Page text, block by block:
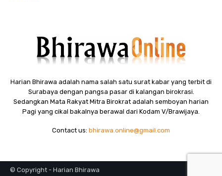
Harian Bhirawa adalah nama salah satu surat kabar yang terbit di
Surabaya dengan pangsa pasar di kalangan birokrasi.
Sedangkan Mata Rakyat Mitra Birokrat adalah semboyan harian
Pagi yang cikal bakalnya berawal dari Kodam V/Brawijaya.
Contact us: bhirawa.online@gmail.com
© Copyright - Harian Bhirawa